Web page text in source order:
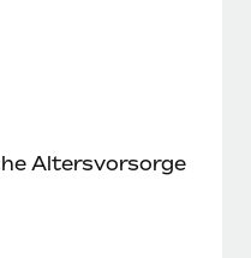
Altersvorsorge